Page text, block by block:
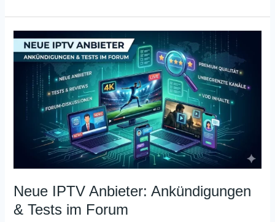
Neue IPTV Anbieter: Ankündigungen
& Tests im Forum
Neue
IPTV
Anbieter:
Ankündigungen
Forum